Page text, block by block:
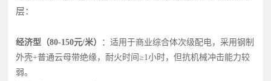
层：
经济型（80-150元/米）
：适用于商业综合体次级配电，采用钢制
外壳+普通云母带绝缘，耐火时间≥1小时，但抗机械冲击能力较
弱。